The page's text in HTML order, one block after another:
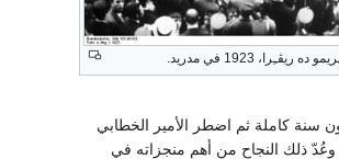
ريڤـِرا، 1923 في مدريد.
سنة كاملة ثم اضطر الأمير الخطابي
وعُدّ ذلك النجاح من أهم منجزاته في